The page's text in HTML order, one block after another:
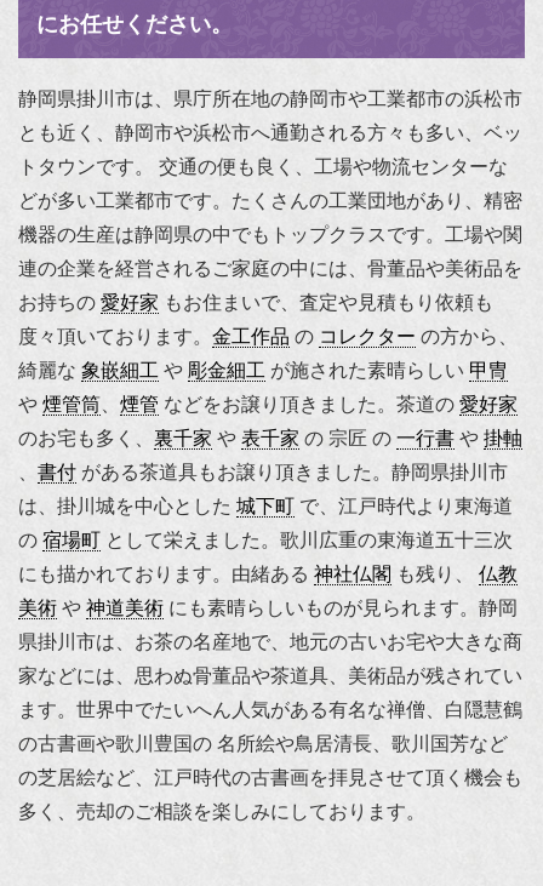
にお任せください。
静岡県掛川市は、県庁所在地の静岡市や工業都市の浜松市
とも近く、静岡市や浜松市へ通勤される方々も多い、ベッ
トタウンです。 交通の便も良く、工場や物流センターな
どが多い工業都市です。たくさんの工業団地があり、精密
機器の生産は静岡県の中でもトップクラスです。工場や関
連の企業を経営されるご家庭の中には、骨董品や美術品を
お持ちの 愛好家 もお住まいで、査定や見積もり依頼も
度々頂いております。 金工作品 の コレクター の方から、
綺麗な 象嵌細工 や 彫金細工 が施された素晴らしい 甲冑
や 煙管筒 煙管 などをお譲り頂きました。茶道の 愛好家
のお宅も多く、 裏千家 や 表千家 の 宗匠 の 一行書 や 掛軸
書付 がある茶道具もお譲り頂きました。静岡県掛川市
は、掛川城を中心とした 城下町 で、江戸時代より東海道
の 宿場町 として栄えました。歌川広重の東海道五十三次
にも描かれております。由緒ある 神社仏閣 も残り、 仏教
美術 や 神道美術 にも素晴らしいものが見られます。静岡
県掛川市は、お茶の名産地で、地元の古いお宅や大きな商
家などには、思わぬ骨董品や茶道具、美術品が残されてい
ます。世界中でたいへん人気がある有名な禅僧、白隠慧鶴
の古書画や歌川豊国の 名所絵や鳥居清長、歌川国芳など
の芝居絵など、江戸時代の古書画を拝見させて頂く機会も
多く、売却のご相談を楽しみにしております。